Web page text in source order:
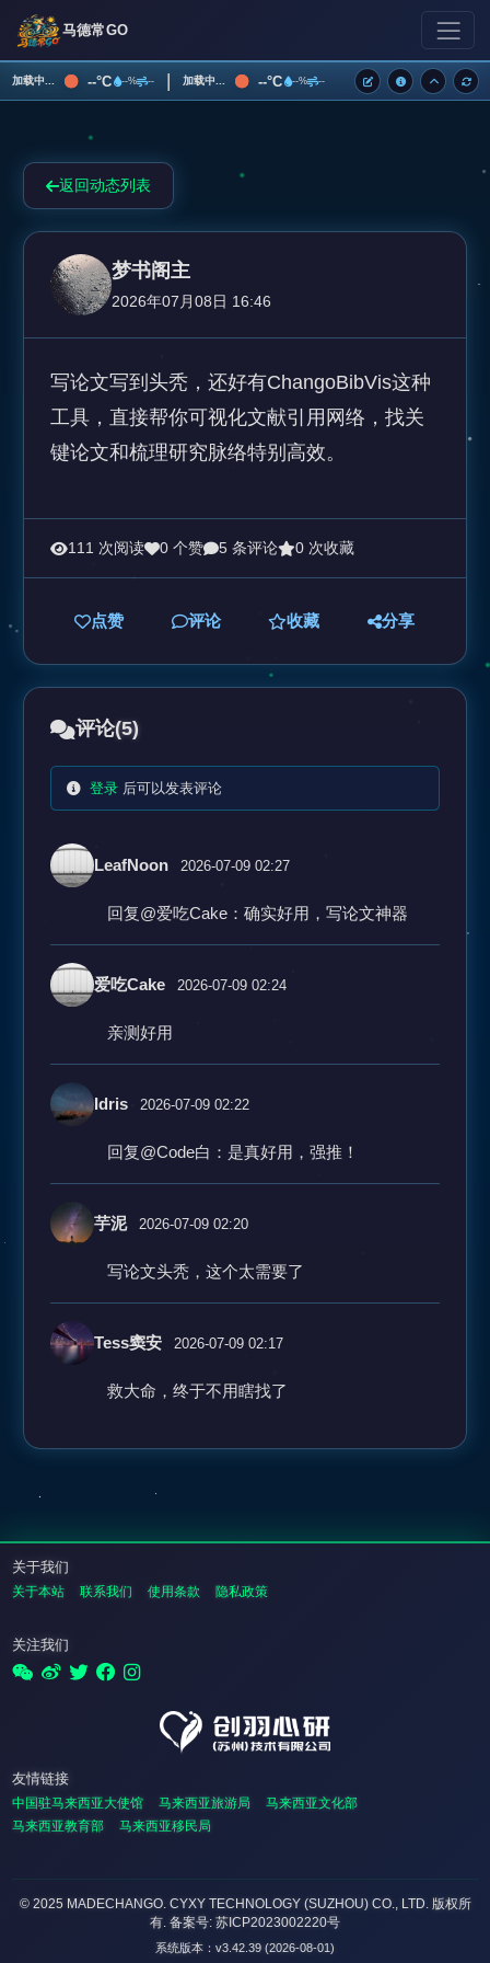
马德常GO
加载中... --°C --% -- | 加载中... --°C --% --
返回动态列表
梦书阁主
2026年07月08日 16:46
写论文写到头秃，还好有ChangoBibVis这种
工具，直接帮你可视化文献引用网络，找关
键论文和梳理研究脉络特别高效。
111 次阅读 0 个赞 5 条评论 0 次收藏
点赞 评论 收藏 分享
评论(5)
登录后可以发表评论
LeafNoon 2026-07-09 02:27
回复@爱吃Cake：确实好用，写论文神器
爱吃Cake 2026-07-09 02:24
亲测好用
Idris 2026-07-09 02:22
回复@Code白：是真好用，强推！
芋泥 2026-07-09 02:20
写论文头秃，这个太需要了
Tess窦安 2026-07-09 02:17
救大命，终于不用瞎找了
关于我们
关于本站 联系我们 使用条款 隐私政策
关注我们
友情链接
中国驻马来西亚大使馆 马来西亚旅游局
马来西亚文化部
马来西亚教育部
马来西亚移民局
© 2025 MADECHANGO. CYXY TECHNOLOGY (SUZHOU) CO., LTD. 版权所
有. 备案号: 苏ICP2023002220号
系统版本：v3.42.39 (2026-08-01)